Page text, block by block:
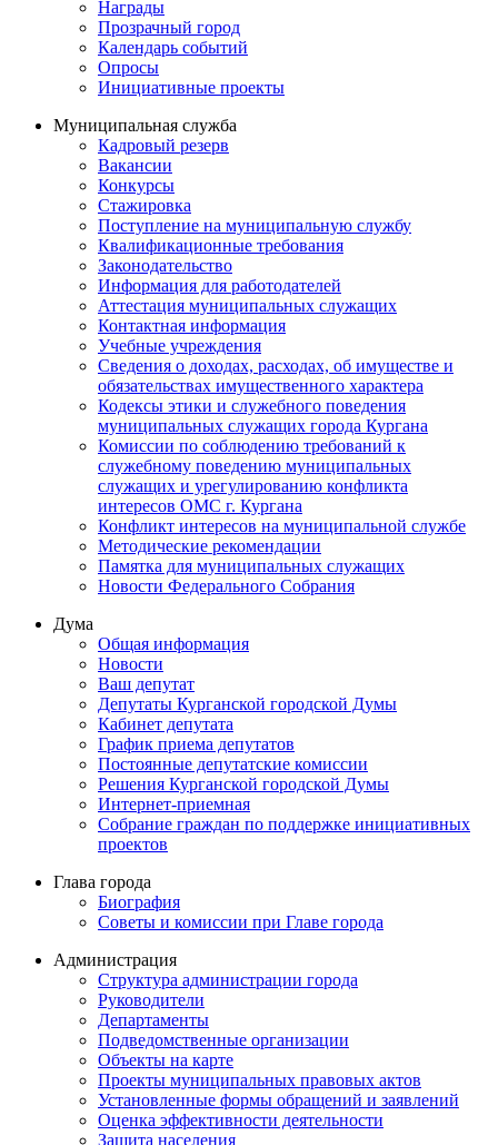
Награды
Прозрачный город
Календарь событий
Опросы
Инициативные проекты
Муниципальная служба
Кадровый резерв
Вакансии
Конкурсы
Стажировка
Поступление на муниципальную службу
Квалификационные требования
Законодательство
Информация для работодателей
Аттестация муниципальных служащих
Контактная информация
Учебные учреждения
Сведения о доходах, расходах, об имуществе и
обязательствах имущественного характера
Кодексы этики и служебного поведения
муниципальных служащих города Кургана
Комиссии по соблюдению требований к
служебному поведению муниципальных
служащих и урегулированию конфликта
интересов ОМС г. Кургана
Конфликт интересов на муниципальной службе
Методические рекомендации
Памятка для муниципальных служащих
Новости Федерального Cобрания
Дума
Общая информация
Новости
Ваш депутат
Депутаты Курганской городской Думы
Кабинет депутата
График приема депутатов
Постоянные депутатские комиссии
Решения Курганской городской Думы
Интернет-приемная
Собрание граждан по поддержке инициативных
проектов
Глава города
Биография
Советы и комиссии при Главе города
Администрация
Структура администрации города
Руководители
Департаменты
Подведомственные организации
Объекты на карте
Проекты муниципальных правовых актов
Установленные формы обращений и заявлений
Оценка эффективности деятельности
Защита населения